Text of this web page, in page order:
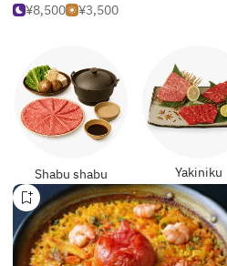
¥8,500
¥3,500
Shabu shabu Yakiniku